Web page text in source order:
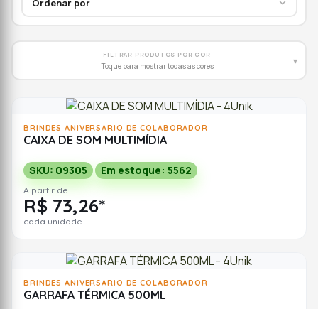
FILTRAR PRODUTOS POR COR
Toque para mostrar todas as cores ▾
BRINDES ANIVERSARIO DE COLABORADOR
CAIXA DE SOM MULTIMÍDIA
SKU: 09305 Em estoque: 5562
A partir de
R$ 73,26*
cada unidade
BRINDES ANIVERSARIO DE COLABORADOR
GARRAFA TÉRMICA 500ML